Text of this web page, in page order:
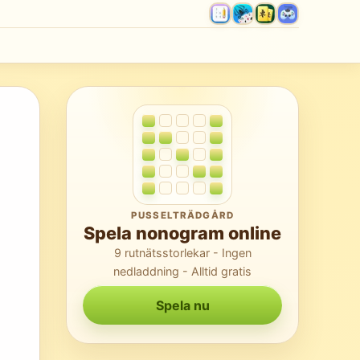
PUSSELTRÄDGÅRD
Spela nonogram online
9 rutnätsstorlekar - Ingen
nedladdning - Alltid gratis
Spela nu